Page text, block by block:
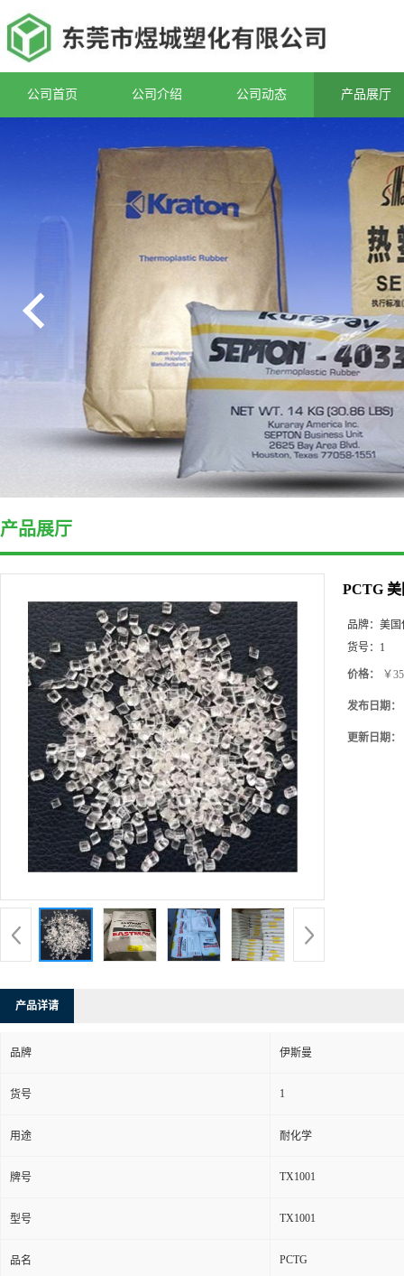
公司首页 公司介绍 公司动态 产品展厅
产品展厅
PCTG
品牌： 美国
货号： 1
价格： ￥
发布日期：
更新日期：
产品详请
品牌 伊斯曼
货号 1
用途 耐化学
牌号 TX1001
型号 TX1001
品名 PCTG